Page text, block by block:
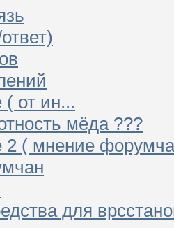
от ин...
мёда ???
2 ( мнение
для